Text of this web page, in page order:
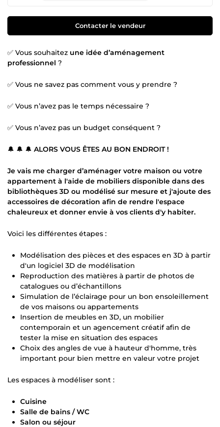
Contacter le vendeur
✅ Vous souhaitez une idée d’aménagement
professionnel ?
✅ Vous ne savez pas comment vous y prendre ?
✅ Vous n’avez pas le temps nécessaire ?
✅ Vous n’avez pas un budget conséquent ?
🔔 🔔 🔔 ALORS VOUS ÊTES AU BON ENDROIT !
Je vais me charger d’aménager votre maison ou votre
appartement à l'aide de mobiliers disponible dans des
bibliothèques 3D ou modélisé sur mesure et j'ajoute des
accessoires de décoration afin de rendre l'espace
chaleureux et donner envie à vos clients d'y habiter.
Voici les différentes étapes :
Modélisation des pièces et des espaces en 3D à partir
d'un logiciel 3D de modélisation
Reproduction des matières à partir de photos de
catalogues ou d’échantillons
Simulation de l’éclairage pour un bon ensoleillement
de vos maisons ou appartements
Insertion de meubles en 3D, un mobilier
contemporain et un agencement créatif afin de
tester la mise en situation des espaces
Choix des angles de vue à hauteur d'homme, très
important pour bien mettre en valeur votre projet
Les espaces à modéliser sont :
Cuisine
Salle de bains / WC
Salon ou séjour